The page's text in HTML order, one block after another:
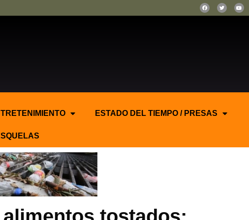
ESTADO DEL TIEMPO / PRESAS